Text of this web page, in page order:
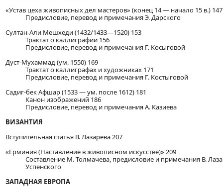
«Устав цеха живописных дел мастеров» (конец 14 — начало 15 в.) 147
Предисловие, перевод и примечания Э. Дарского
Султан-Али Мешхеди (1432/1433—1520) 153
Трактат о каллиграфии 156
Предисловие, перевод и примечания Г. Косыговой
Дуст-Мухаммад (ум. 1550) 169
Трактат о каллиграфах и художниках 171
Предисловие, перевод и примечания Г. Костыговой
Садиг-бек Афшар (1533 — ум. после 1612) 181
Канон изображений 186
Предисловие, перевод и примечания А. Казиева
ВИЗАНТИЯ
Вступительная статья В. Лазарева 207
«Ерминия (Наставление в живописном искусстве)» 209
Составление М. Толмачева, предисловие и примечания В.
Успенского
ЗАПАДНАЯ ЕВРОПА